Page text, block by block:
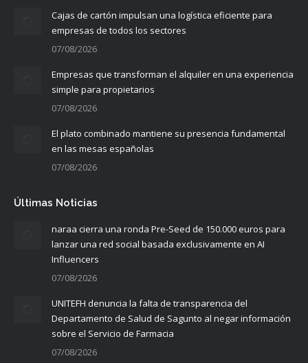
Cajas de cartón impulsan una logística eficiente para
empresas de todos los sectores
07/08/2026
Empresas que transforman el alquiler en una experiencia
simple para propietarios
07/08/2026
El plato combinado mantiene su presencia fundamental
en las mesas españolas
07/08/2026
Últimas Noticias
naraa cierra una ronda Pre-Seed de 150.000 euros para
lanzar una red social basada exclusivamente en AI
Influencers
07/08/2026
UNITEFH denuncia la falta de transparencia del
Departamento de Salud de Sagunto al negar información
sobre el Servicio de Farmacia
07/08/2026